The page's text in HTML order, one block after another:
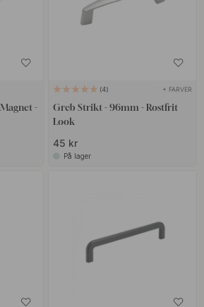
-
4 + FARVER
Greb Strikt - 96mm - Rostfrit
Look
45 kr
På lager